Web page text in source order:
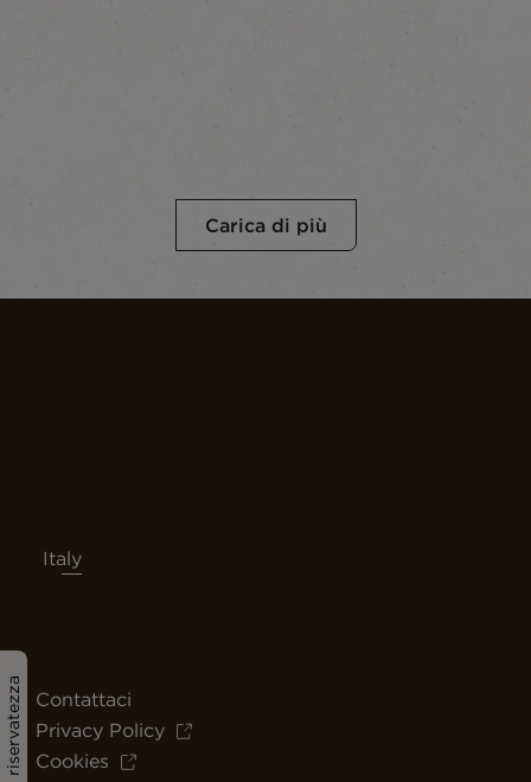
Carica di più
Italy
Contattaci
Privacy Policy
Cookies